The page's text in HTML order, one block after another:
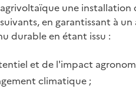
une
en garantissant à
durable en étant issu :
et de l'impact
climatique ;